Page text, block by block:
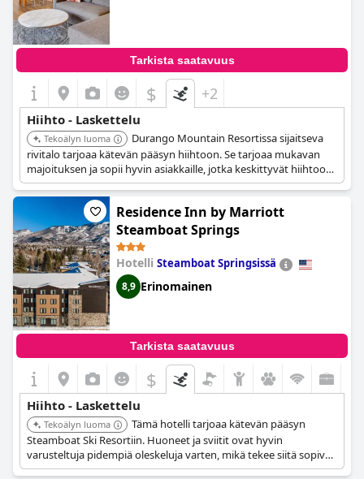
Tarkista saatavuus
$ +2
Hiihto - Laskettelu
Tekoälyn luoma
Durango Mountain Resortissa sijaitseva
rivitalo tarjoaa kätevän pääsyn hiihtoon. Se tarjoaa mukavan
majoituksen ja sopii hyvin asiakkaille, jotka keskittyvät hiihtoon
ja talviaktiviteetteihin.
Residence Inn by Marriott
Steamboat Springs
Hotelli Steamboat Springsissä
8,9 Erinomainen
Tarkista saatavuus
$
Hiihto - Laskettelu
Tekoälyn luoma
Tämä hotelli tarjoaa kätevän pääsyn
Steamboat Ski Resortiin. Huoneet ja sviitit ovat hyvin
varusteltuja pidempiä oleskeluja varten, mikä tekee siitä sopivan
hiihtomatkoille.